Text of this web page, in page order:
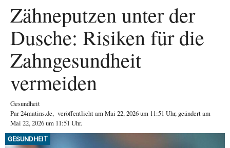
Zähneputzen unter der
Dusche: Risiken für die
Zahngesundheit
vermeiden
Gesundheit
Par24matins.de, veröffentlicht amMai 22, 2026um 11:51 Uhr, geändert am
Mai 22, 2026 um 11:51 Uhr.
GESUNDHEIT